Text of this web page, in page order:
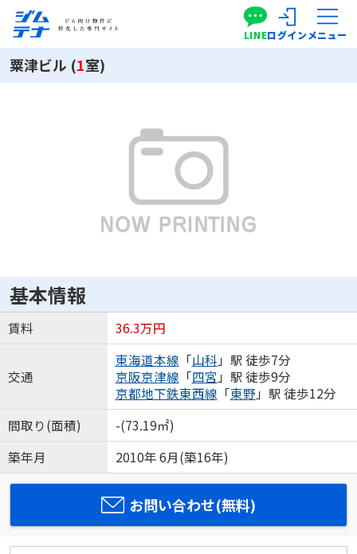
LINEログインメニュー
粟津ビル (1室)
基本情報
賃料 36.3万円
交通
東海道本線 「山科 」駅 徒歩7分
京阪京津線 「四宮 」駅 徒歩9分
京都地下鉄東西線 「東野 」駅 徒歩12分
間取り(面積)
-(73.19㎡)
築年月
2010年 6月(築16年)
お問い合わせ(無料)